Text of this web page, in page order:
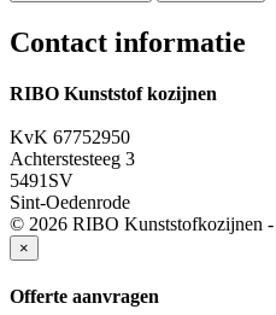
Contact informatie
RIBO Kunststof kozijnen
KvK 67752950
Achterstesteeg 3
5491SV
Sint-Oedenrode
© 2026 RIBO Kunststofkozijnen -
×
Offerte aanvragen